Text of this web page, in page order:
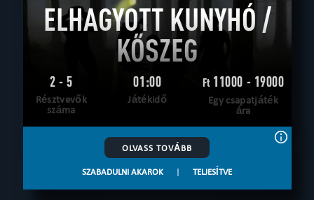
ELHAGYOTT KUNYHÓ /
KŐSZEG
2 - 5
Résztvevők
száma
01:00
Játékidő
Ft11000 - 19000
Egy csapatjáték
ára
OLVASS TOVÁBB
SZABADULNI AKAROK | TELJESÍTVE